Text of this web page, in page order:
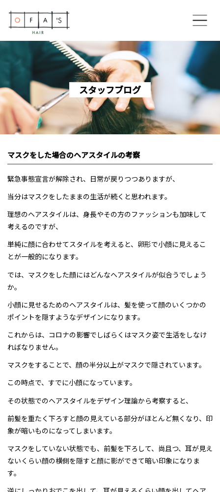
コンセプト
OFA’S HAIR 博多住吉本店
OFA’S HAIR 香椎ネクサス店
OFA’S HAIR 美野島通り店
スペシャルメニュー
スタイリスト
ミルボンID発行サービス
プライバシーポリシー
お問い合わせ・ご予約
スタイルギャラリー
お知らせ
スタッフブログ
マスクをした場合のヘアスタイルの考察
緊急事態宣言が解除され、日常が戻りつつありますが、
当分はマスクをしたままの生活が続くと思われます。
理想のヘアスタイルは、身長やその方のファッションも加味して
考えるのですが、
単純に顔に合わせてスタイルを考えると、卵形で小顔に見えるこ
とが一般的になります。
では、マスクをした顔にはどんなヘアスタイルが似合うでしょう
か。
小顔に見せるためのヘアスタイルは、髪を使って顔のいくつかの
ポイントを隠すようなデザインになります。
これからは、コロナの影響でしばらくはマスク姿で生活をしなけ
ればなりません。
マスクをすることで、顔の半分以上がマスクで隠されています。
この時点で、すでに小顔になっています。
その状態でのヘアスタイルをデザイン理論から考察すると、
前髪を重たく下ろすと顔の見えている部分がほとんど無くなり、印
象が暗いものになってしまいます。
マスクをしていない状態でも、前髪を下ろして、尚且つ、耳が見え
ないくらい顔の横側を隠すと顔に影ができて暗い印象になりま
す。